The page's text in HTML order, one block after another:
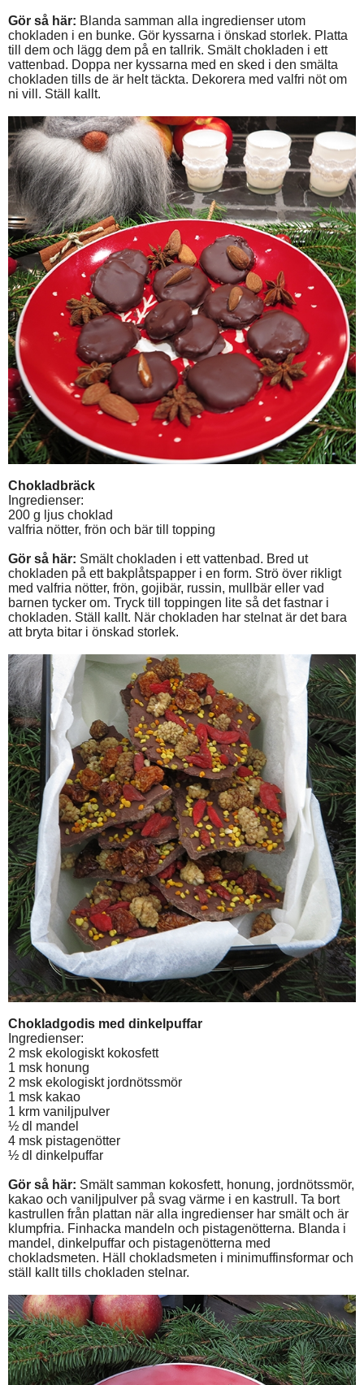
Gör så här: Blanda samman alla ingredienser utom
chokladen i en bunke. Gör kyssarna i önskad storlek. Platta
till dem och lägg dem på en tallrik. Smält chokladen i ett
vattenbad. Doppa ner kyssarna med en sked i den smälta
chokladen tills de är helt täckta. Dekorera med valfri nöt om
ni vill. Ställ kallt.
Chokladbräck
Ingredienser:
200 g ljus choklad
valfria nötter, frön och bär till topping
Gör så här: Smält chokladen i ett vattenbad. Bred ut
chokladen på ett bakplåtspapper i en form. Strö över rikligt
med valfria nötter, frön, gojibär, russin, mullbär eller vad
barnen tycker om. Tryck till toppingen lite så det fastnar i
chokladen. Ställ kallt. När chokladen har stelnat är det bara
att bryta bitar i önskad storlek.
Chokladgodis med dinkelpuffar
Ingredienser:
2 msk ekologiskt kokosfett
1 msk honung
2 msk ekologiskt jordnötssmör
1 msk kakao
1 krm vaniljpulver
½ dl mandel
4 msk pistagenötter
½ dl dinkelpuffar
Gör så här: Smält samman kokosfett, honung, jordnötssmör,
kakao och vaniljpulver på svag värme i en kastrull. Ta bort
kastrullen från plattan när alla ingredienser har smält och är
klumpfria. Finhacka mandeln och pistagenötterna. Blanda i
mandel, dinkelpuffar och pistagenötterna med
chokladsmeten. Häll chokladsmeten i minimuffinsformar och
ställ kallt tills chokladen stelnar.